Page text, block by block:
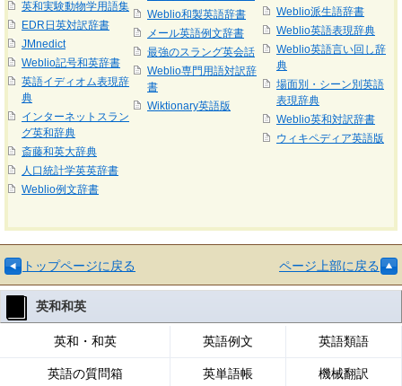
英和実験動物学用語集
EDR日英対訳辞書
JMnedict
Weblio記号和英辞書
英語イディオム表現辞
典
インターネットスラン
グ英和辞典
斎藤和英大辞典
人口統計学英英辞書
Weblio例文辞書
Weblio和製英語辞書
メール英語例文辞書
最強のスラング英会話
Weblio専門用語対訳辞
書
Wiktionary英語版
Weblio派生語辞書
Weblio英語表現辞典
Weblio英語言い回し辞
典
場面別・シーン別英語
表現辞典
Weblio英和対訳辞書
ウィキペディア英語版
トップページに戻る ページ上部に戻る
英和和英
英和・和英 英語例文 英語類語
英語の質問箱 英単語帳 機械翻訳